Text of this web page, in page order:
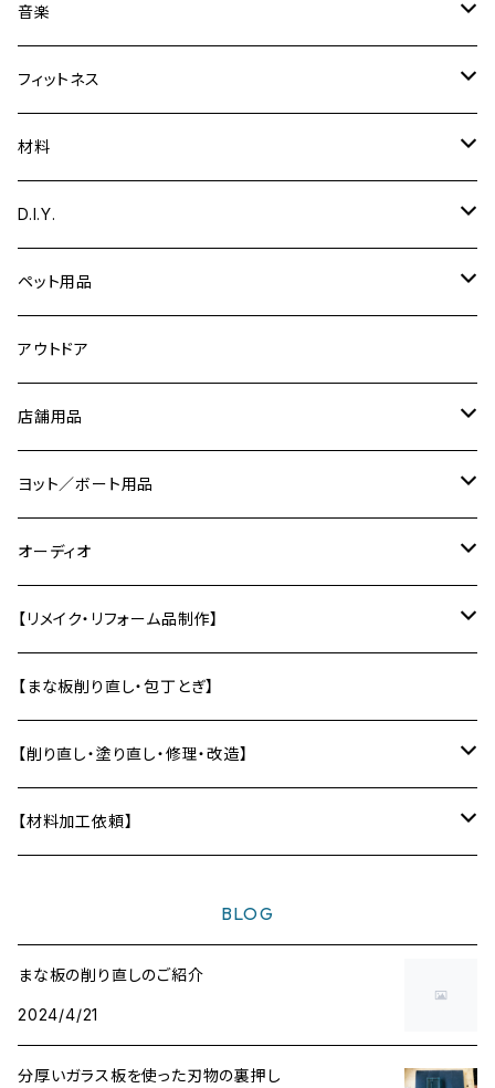
置物／オブジェ
文具
ガーデニング用品
小物入れ
スマホスタンド
ネームプレート／表札
バス／洗面用品
ソープディッシュ
風呂椅子
キーホルダー
壁かざり
音楽関連家具
テーブル
まな板・カッティングボード
食器
エッグスタンド
鍋敷き
鍋ふた
カトラリー
コースター
トレー・お盆
Yoshibumi Shinada
彫刻
絵
音楽
ギター用品
ギタースタンド
脚台
【ギターパーツ制作】
楽器
カホン
ディフューザー
フィットネス
トレーニング用品
収納
ダンベルラック
材料
木材
アクリル
コーリアン
D.I.Y.
時計パーツ
切り文字
道具
治具
研ぎ用品
単管エンドキャップ
ペット用品
ネコの爪研ぎ
アウトドア
店舗用品
サインプレート
ディスプレイ用品
ヨット／ボート用品
船内小物
テーブル
差し板
オーディオ
オーディオラック
インシュレーター
自作スピーカー部材加工
ディフューザー
【リメイク・リフォーム品制作】
バットから制作
テーブルの削り直し・塗り直し
【まな板削り直し・包丁とぎ】
【削り直し・塗り直し・修理・改造】
テーブル
【材料加工依頼】
〜30,000円
BLOG
まな板の削り直しのご紹介
2024/4/21
分厚いガラス板を使った刃物の裏押し